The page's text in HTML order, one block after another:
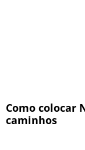
Como colocar
caminhos